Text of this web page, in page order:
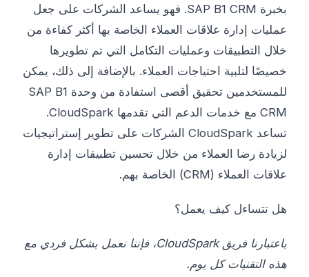
بخبرة SAP B1 CRM. فهو يساعد الشركات على جعل
عمليات إدارة علاقات العملاء الخاصة بها أكثر كفاءة من
خلال التطبيقات وعمليات التكامل التي تم تطويرها
خصيصًا لتلبية احتياجات العملاء. بالإضافة إلى ذلك، يمكن
للمستخدمين تحقيق أقصى استفادة من وحدة SAP B1
CRM مع خدمات الدعم التي تقدمها CloudSpark.
تساعد CloudSpark الشركات على تطوير إستراتيجيات
لزيادة رضا العملاء من خلال تحسين تطبيقات إدارة
علاقات العملاء (CRM) الخاصة بهم.
هل تتساءل كيف يعمل؟
باعتبارنا فريق CloudSpark، فإننا نعمل بشكل فردي مع
هذه التقنيات كل يوم.